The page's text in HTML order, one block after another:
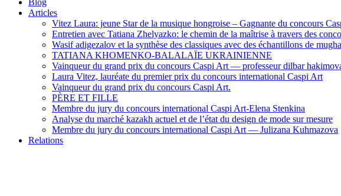
Blog
Articles
Vitez Laura: jeune Star de la musique hongroise – Gagnante du concours
Entretien avec Tatiana Zhelyazko: le chemin de la maîtrise à travers des
Wasif adigezalov et la synthèse des classiques avec des échantillons de
TATIANA KHOMENKO-BALALAÏE UKRAINIENNE
Vainqueur du grand prix du concours Caspi Art — professeur dilbar
Laura Vitez, lauréate du premier prix du concours international Caspi Art
Vainqueur du grand prix du concours Caspi Art.
PÈRE ET FILLE
Membre du jury du concours international Caspi Art-Elena Stenkina
Analyse du marché kazakh actuel et de l’état du design de mode sur mesure
Membre du jury du concours international Caspi Art — Julizana Kuhmazova
Relations